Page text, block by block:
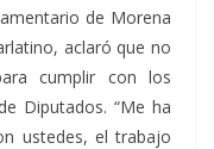
de Morena
aclaró que no
cumplir con los
Diputados. “Me ha
ustedes, el trabajo